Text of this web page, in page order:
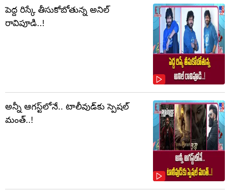
పెద్ద రిస్కే తీసుకోబోతున్న అనిల్
రావిపూడి..!
అన్నీ ఆగస్ట్‌లోనే.. టాలీవుడ్‌కు స్పెషల్
మంత్..!